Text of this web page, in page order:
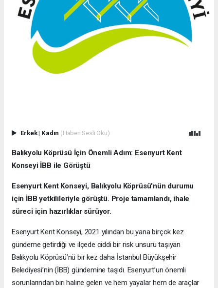
Erkek| Kadın (Haberi Sesli Oku)
Balıkyolu Köprüsü İçin Önemli Adım: Esenyurt Kent
Konseyi İBB ile Görüştü
Esenyurt Kent Konseyi, Balıkyolu Köprüsü'nün durumu
için İBB yetkilileriyle görüştü. Proje tamamlandı, ihale
süreci için hazırlıklar sürüyor.
Esenyurt Kent Konseyi, 2021 yılından bu yana birçok kez
gündeme getirdiği ve ilçede ciddi bir risk unsuru taşıyan
Balıkyolu Köprüsü’nü bir kez daha İstanbul Büyükşehir
Belediyesi’nin (İBB) gündemine taşıdı. Esenyurt’un önemli
sorunlarından biri haline gelen ve hem yayalar hem de araçlar